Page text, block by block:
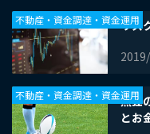
リス
不動産・資金調達・資金運用
熱狂
とお
不動産・資金調達・資金運用